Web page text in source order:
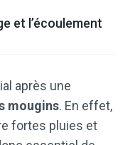
et l’écoulement
après une
mougins. En effet,
fortes pluies et